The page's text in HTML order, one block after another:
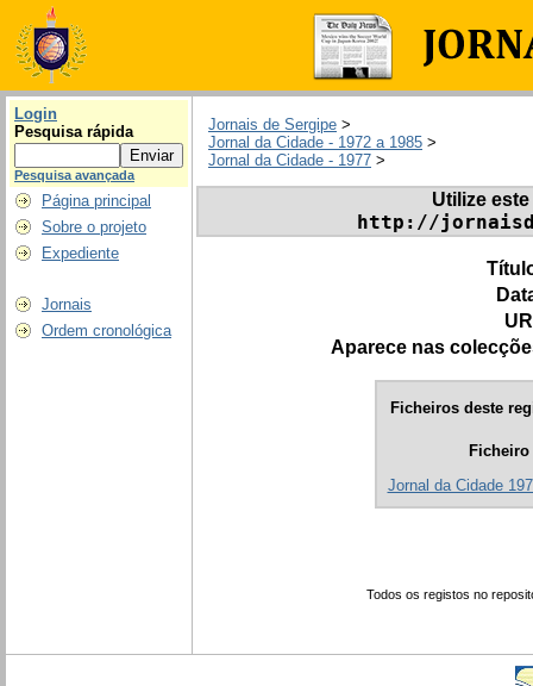
Login
Pesquisa rápida
Pesquisa avançada
Página principal
Sobre o projeto
Expediente
Jornais
Ordem cronológica
Jornais de Sergipe >
Jornal da Cidade - 1972 a 1985 >
Jornal da Cidade - 1977 >
Utilize
http://
Aparece nas
Ficheiros deste
Ficheiro
Jornal da Cidade
Todos os registos no